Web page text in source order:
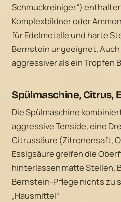
Schmuckreiniger“)
Komplexbildner oder
für Edelmetalle und harte
Bernstein ungeeignet. Auch
aggressiver als ein Tropfen
Spülmaschine, Citrus,
Die Spülmaschine
aggressive Tenside, eine
Citrussäure (Zitronensaft,
Essigsäure greifen die
hinterlassen matte Stellen.
Bernstein-Pflege nichts zu
„Hausmittel“.